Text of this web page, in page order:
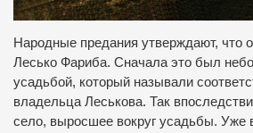
Народные предания утверждают, что
Лесько Фариба. Сначала это был
усадьбой, который называли
владельца Леськова. Так
село, выросшее вокруг усадьбы. Уже